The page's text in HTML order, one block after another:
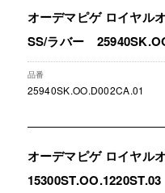
オーデマピゲ ロイヤル
SS/ラバー
25940SK.OO.D002CA.01
オーデマピゲ ロイヤル
15300ST.OO.1220ST.03